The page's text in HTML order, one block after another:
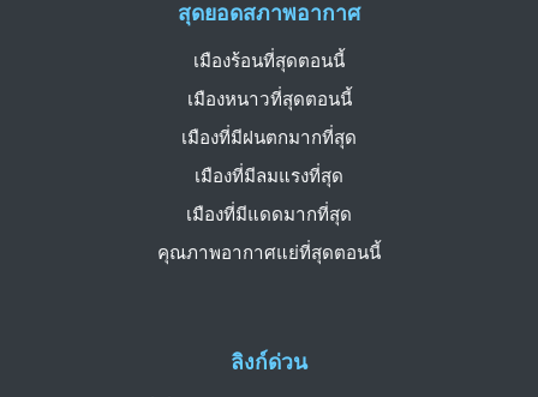
ลิงก์ด่วน
สุดยอดสภาพอากาศ
เมืองร้อนที่สุดตอนนี้
เมืองหนาวที่สุดตอนนี้
เมืองที่มีฝนตกมากที่สุด
เมืองที่มีลมแรงที่สุด
เมืองที่มีแดดมากที่สุด
คุณภาพอากาศแย่ที่สุดตอนนี้